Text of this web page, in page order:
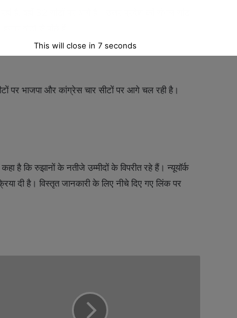
है, वहीं 32 सीटों पर आगे है। उत्तर प्रदेश की संभल सीट
वोटों से पीछे हैं।
पर भाजपा और कांग्रेस चार सीटों पर आगे चल रही है।
है कि रुझानों के नतीजे उम्मीदों के विपरीत रहे हैं। न्यूयॉर्क
दी है। विस्तृत जानकारी के लिए नीचे दिए गए लिंक पर
This will close in 5 seconds